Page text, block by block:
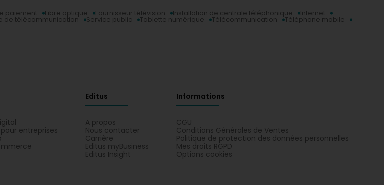
paiement Fibre optique Fournisseur télévision Installation de centrale téléphonique Internet
de télécommunication Service public Tablette numérique Télécommunication Téléphone mobile
entreprises
Editus
A propos
Nous contacter
Carrière
Editus myBusiness
Editus Insight
Informations
CGU
Conditions Générales de Ventes
Politique de protection des données personnelles
Mes droits RGPD
Options cookies